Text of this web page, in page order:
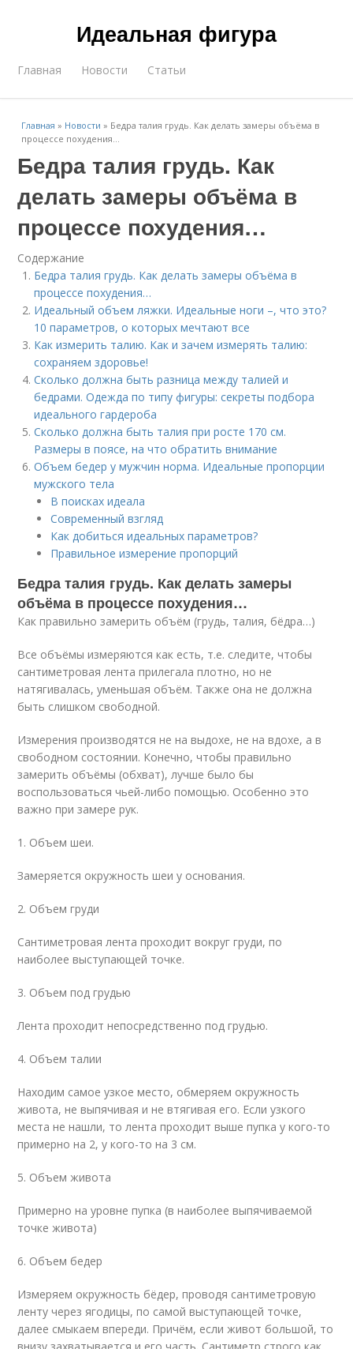
Идеальная фигура
Главная Новости Статьи
Главная » Новости » Бедра талия грудь. Как делать замеры объёма в
процессе похудения…
Бедра талия грудь. Как
делать замеры объёма в
процессе похудения…
Содержание
Бедра талия грудь. Как делать замеры объёма в
процессе похудения…
Идеальный объем ляжки. Идеальные ноги –, что это?
10 параметров, о которых мечтают все
Как измерить талию. Как и зачем измерять талию:
сохраняем здоровье!
Сколько должна быть разница между талией и
бедрами. Одежда по типу фигуры: секреты подбора
идеального гардероба
Сколько должна быть талия при росте 170 см.
Размеры в поясе, на что обратить внимание
Объем бедер у мужчин норма. Идеальные пропорции
мужского тела
В поисках идеала
Современный взгляд
Как добиться идеальных параметров?
Правильное измерение пропорций
Бедра талия грудь. Как делать замеры
объёма в процессе похудения…
Как правильно замерить объём (грудь, талия, бёдра…)
Все объёмы измеряются как есть, т.е. следите, чтобы
сантиметровая лента прилегала плотно, но не
натягивалась, уменьшая объём. Также она не должна
быть слишком свободной.
Измерения производятся не на выдохе, не на вдохе, а в
свободном состоянии. Конечно, чтобы правильно
замерить объёмы (обхват), лучше было бы
воспользоваться чьей-либо помощью. Особенно это
важно при замере рук.
1. Объем шеи.
Замеряется окружность шеи у основания.
2. Объем груди
Сантиметровая лента проходит вокруг груди, по
наиболее выступающей точке.
3. Объем под грудью
Лента проходит непосредственно под грудью.
4. Объем талии
Находим самое узкое место, обмеряем окружность
живота, не выпячивая и не втягивая его. Если узкого
места не нашли, то лента проходит выше пупка у кого-то
примерно на 2, у кого-то на 3 см.
5. Объем живота
Примерно на уровне пупка (в наиболее выпячиваемой
точке живота)
6. Объем бедер
Измеряем окружность бёдер, проводя сантиметровую
ленту через ягодицы, по самой выступающей точке,
далее смыкаем впереди. Причём, если живот большой, то